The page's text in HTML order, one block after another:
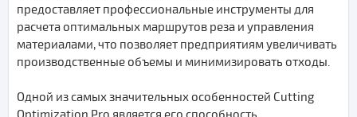
предоставляет профессиональные инструменты для
расчета оптимальных маршрутов реза и управления
материалами, что позволяет предприятиям увеличивать
производственные объемы и минимизировать отходы.
Одной из самых значительных особенностей Cutting